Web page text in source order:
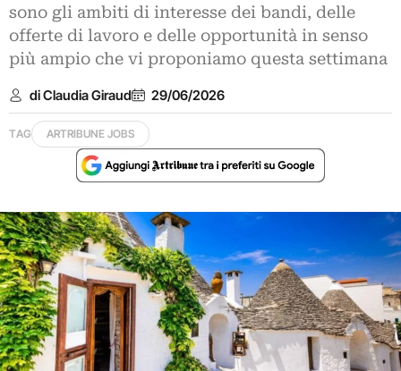
sono gli ambiti di interesse dei bandi, delle
offerte di lavoro e delle opportunità in senso
più ampio che vi proponiamo questa settimana
di Claudia Giraud 29/06/2026
TAG ARTRIBUNE JOBS